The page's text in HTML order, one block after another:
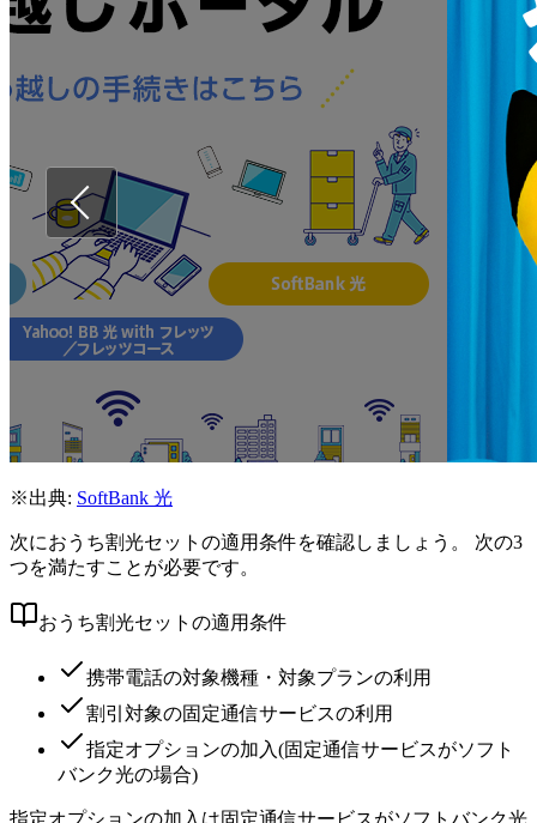
※出典: SoftBank 光
次におうち割光セットの適用条件を確認しましょう。 次の3
つを満たすことが必要です。
おうち割光セットの適用条件
携帯電話の対象機種・対象プランの利用
割引対象の固定通信サービスの利用
指定オプションの加入(固定通信サービスがソフト
バンク光の場合)
指定オプションの加入は固定通信サービスがソフトバンク光